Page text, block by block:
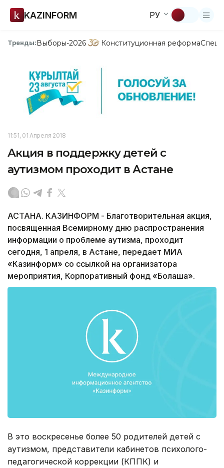
KAZINFORM РУ
Тренды:Выборы-2026 Конституционная реформа
11:51, 01 Апреля 2018
Акция в поддержку детей с
аутизмом проходит в Астане
АСТАНА. КАЗИНФОРМ - Благотворительная акция,
посвященная Всемирному дню распространения
информации о проблеме аутизма, проходит
сегодня, 1 апреля, в Астане, передает МИА
«Казинформ» со ссылкой на организатора
мероприятия, Корпоративный фонд «Болашақ».
В это воскресенье более 50 родителей детей с
аутизмом, представители кабинетов психолого-
педагогической коррекции (КППК) и